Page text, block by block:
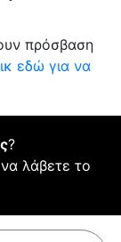
πρόσβαση
εδώ για να
?
λάβετε το